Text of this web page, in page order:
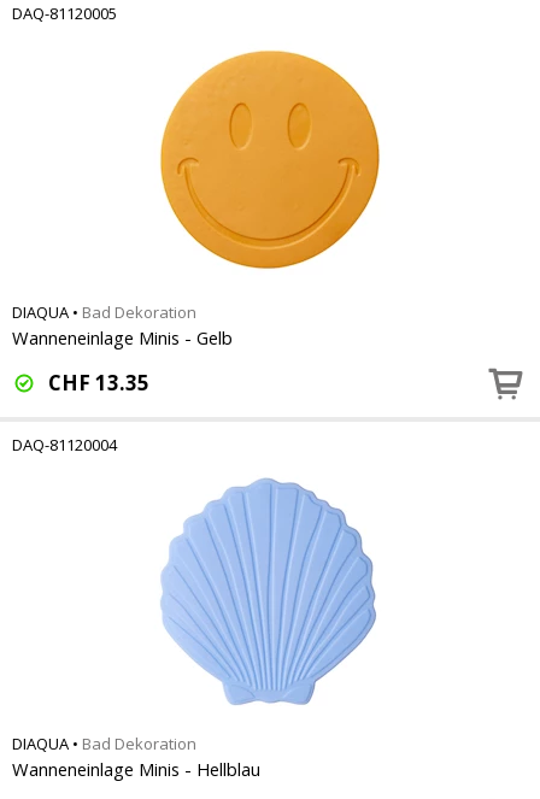
DAQ-81120005
DIAQUA • Bad Dekoration
Wanneneinlage Minis - Gelb
CHF 13.35
DAQ-81120004
DIAQUA • Bad Dekoration
Wanneneinlage Minis - Hellblau